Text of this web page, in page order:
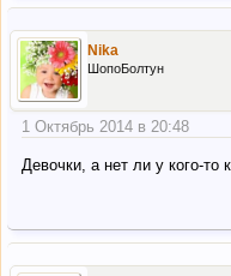
Nika
ШопоБолтун
1 Октябрь 2014 в 20:48
Девочки, а нет ли у кого-то